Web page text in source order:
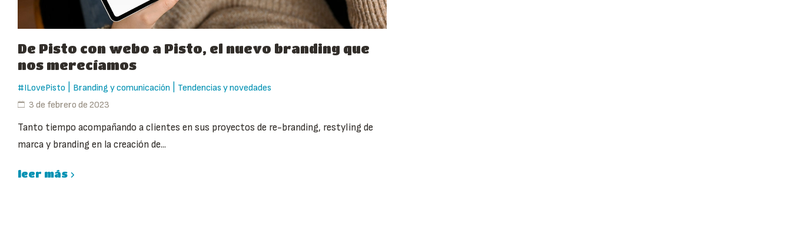
De Pisto con webo a Pisto, el nuevo branding que
nos merecíamos
#ILovePisto Branding y comunicación
Tendencias y novedades
3 de febrero de 2023
Tanto tiempo acompañando a clientes en sus proyectos de re-branding, restyling de
marca y branding en la creación de...
leer más